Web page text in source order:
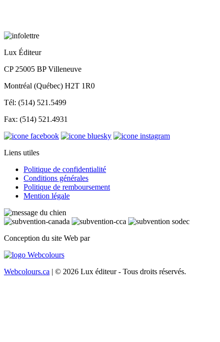
Lux Éditeur
CP 25005 BP Villeneuve
Montréal (Québec) H2T 1R0
Tél: (514) 521.5499
Fax: (514) 521.4931
Liens utiles
Politique de confidentialité
Conditions générales
Politique de remboursement
Mention légale
Conception du site Web par
Webcolours.ca | © 2026 Lux éditeur - Tous droits réservés.